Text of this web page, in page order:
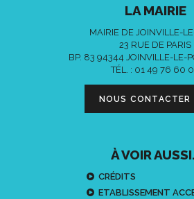
LA MAIRIE
MAIRIE DE JOINVILLE-
23 RUE DE PARIS
BP. 83 94344 JOINVILLE-LE-
TÉL. : 01 49 76 60
NOUS CONTACTER
À VOIR
CRÉDITS
ETABLISSEMENT